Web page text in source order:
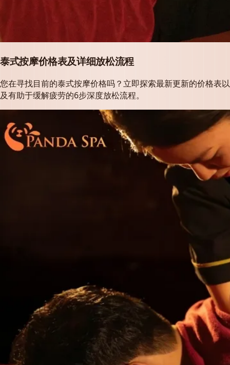
泰式按摩价格表及详细放松流程
您在寻找目前的泰式按摩价格吗？立即探索最新更新的价格表以
及有助于缓解疲劳的6步深度放松流程。